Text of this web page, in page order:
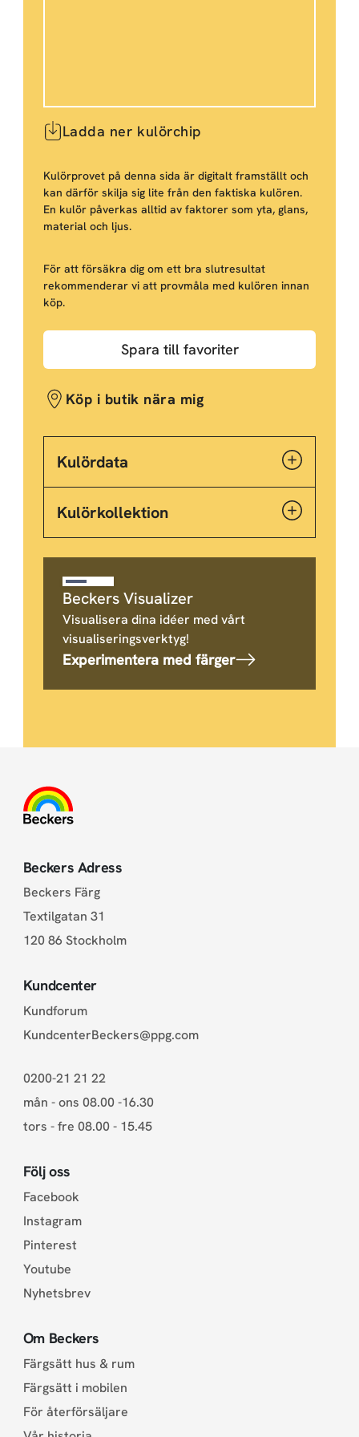
Ladda ner kulörchip
Kulörprovet på denna sida är digitalt framställt och
kan därför skilja sig lite från den faktiska kulören.
En kulör påverkas alltid av faktorer som yta, glans,
material och ljus.
För att försäkra dig om ett bra slutresultat
rekommenderar vi att provmåla med kulören innan
köp.
Spara till favoriter
Köp i butik nära mig
Kulördata
Kulörkollektion
Beckers Visualizer
Visualisera dina idéer med vårt
visualiseringsverktyg!
Experimentera med färger
Beckers Adress
Beckers Färg
Textilgatan 31
120 86 Stockholm
Kundcenter
Kundforum
KundcenterBeckers@ppg.com
0200-21 21 22
mån - ons 08.00 -16.30
tors - fre 08.00 - 15.45
Följ oss
Facebook
Instagram
Pinterest
Youtube
Nyhetsbrev
Om Beckers
Färgsätt hus & rum
Färgsätt i mobilen
För återförsäljare